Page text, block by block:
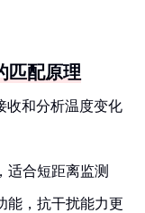
匹配原理
收和分析温度变化
适合短距离监测
能，抗干扰能力更